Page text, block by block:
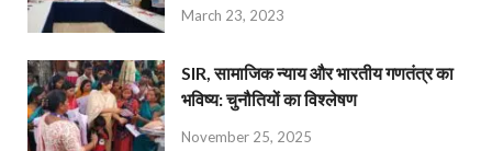
March 23, 2023
SIR, सामाजिक न्याय और भारतीय गणतंत्र का
भविष्य: चुनौतियों का विश्लेषण
November 25, 2025